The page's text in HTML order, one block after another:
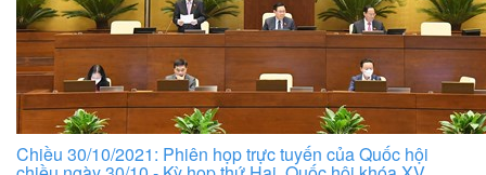
Chiều 30/10/2021: Phiên họp trực tuyến của Quốc hội